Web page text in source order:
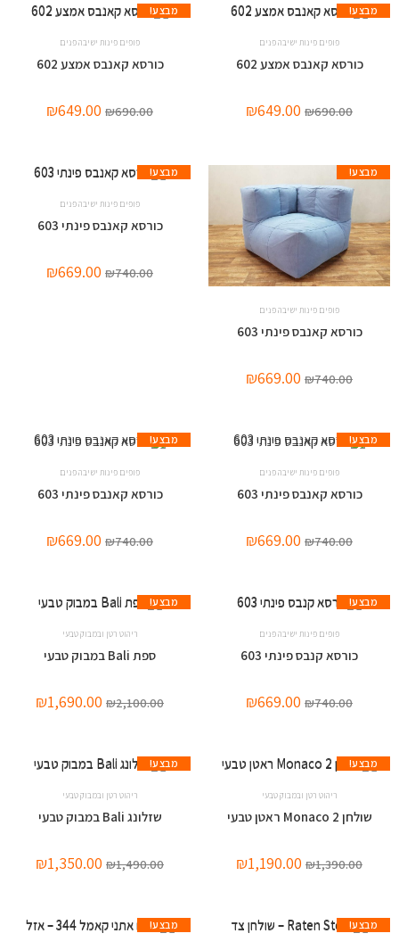
מבצע!
פופים פינות ישיבה פנים
כורסא קאנבס אמצע 602
₪690.00
₪649.00
מבצע!
פופים פינות ישיבה פנים
כורסא קאנבס אמצע 602
₪690.00
₪649.00
מבצע!
פופים פינות ישיבה פנים
כורסא קאנבס פינתי 603
₪740.00
₪669.00
מבצע!
פופים פינות ישיבה פנים
כורסא קאנבס פינתי 603
₪740.00
₪669.00
מבצע!
פופים פינות ישיבה פנים
כורסא קאנבס פינתי 603
₪740.00
₪669.00
מבצע!
פופים פינות ישיבה פנים
כורסא קאנבס פינתי 603
₪740.00
₪669.00
מבצע!
פופים פינות ישיבה פנים
כורסא קנבס פינתי 603
₪740.00
₪669.00
מבצע!
ריהוט רטן ובמבוק טבעי
ספת Bali במבוק טבעי
₪2,100.00
₪1,690.00
מבצע!
ריהוט רטן ובמבוק טבעי
שולחן Monaco 2 ראטן טבעי
₪1,390.00
₪1,190.00
מבצע!
ריהוט רטן ובמבוק טבעי
שזלונג Bali במבוק טבעי
₪1,490.00
₪1,350.00
מבצע! מבצע!